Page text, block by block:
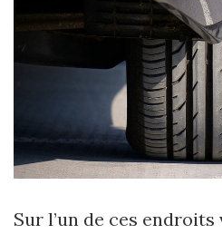
Sur l’un de ces